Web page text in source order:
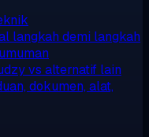
langkah demi langkah
vs alternatif lain
dokumen, alat,